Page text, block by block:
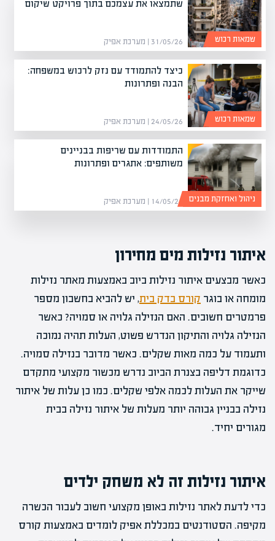
שתמצאו את עצמכם בתוך פרויקט שיקום
31/05/26 | מערכת אפיק שמאות רכוש
כיצד להתמודד עם נזק לרכוש במשפחה:
הבנה ופתרונות
24/05/26 | מערכת אפיק שמאות רכוש
התמודדות עם שריפות בבניינים
משותפים: אתגרים ופתרונות
14/05/26 | מערכת אפיק ניהול ואחזקת מבנים
איתור נזילות מים מחירון
כאשר מבצעים איתור נזילות ביוב באמצעות מאתר נזילות
מומחה או בוגר קורס בדק בית, יש להביא בחשבון מספר
פרמטרים חשובים. האם הנזילה גלויה או סמויה? כאשר
הנזילה גלויה והתיקון הנדרש פשוט, העלות תהיה נמוכה
ותעמוד על כמה מאות שקלים. כאשר מדובר בנזילה סמויה.
כדוגמת דליפה בצנרת הביוב נדרש מכשור מקצועי מתקדם
שייקר את העלות לכמה אלפי שקלים. כמו כן עלות של איתור
נזילה בבניין גבוהה יותר מעלות של איתור נזילה בבית
מגורים יחיד.
איתור נזילות זה לא משחק ילדים
כדי לדעת לאתר נזילות באופן מקצועי חשוב לעבור הכשרה
מקיפה. הסטודנטים במכללת אפיק לומדים באמצעות קורס